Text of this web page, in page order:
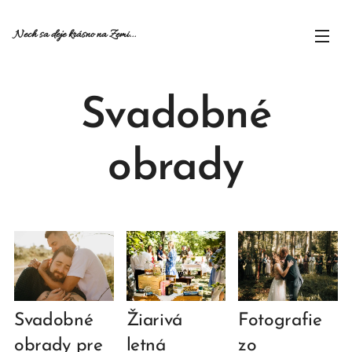
Nech sa deje krásno na Zemi...
Svadobné
obrady
Svadobné
obrady pre
Žiarivá
letná
Fotografie
zo